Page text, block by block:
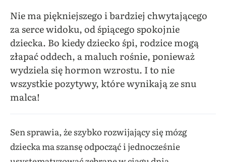
Nie ma piękniejszego i bardziej chwytającego
za serce widoku, od śpiącego spokojnie
dziecka. Bo kiedy dziecko śpi, rodzice mogą
złapać oddech, a maluch rośnie, ponieważ
wydziela się hormon wzrostu. I to nie
wszystkie pozytywy, które wynikają ze snu
malca!
Sen sprawia, że szybko rozwijający się mózg
dziecka ma szansę odpocząć i jednocześnie